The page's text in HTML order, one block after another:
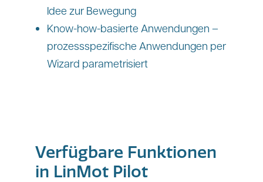
Idee zur Bewegung
Know-how-basierte Anwendungen –
prozessspezifische Anwendungen per
Wizard parametrisiert
Verfügbare Funktionen
in LinMot Pilot